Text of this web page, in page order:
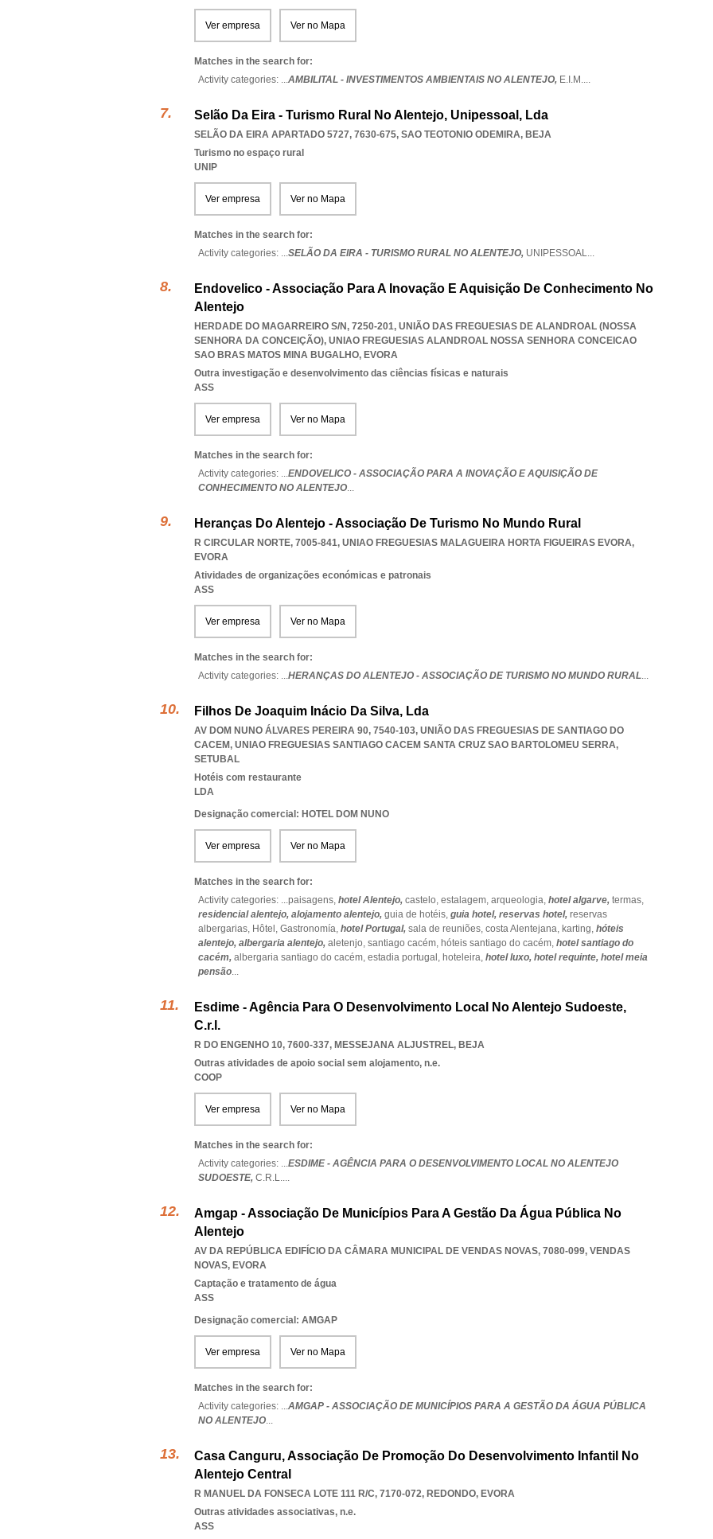
Ver empresa Ver no Mapa
Matches in the search for:
Activity categories: ...AMBILITAL - INVESTIMENTOS AMBIENTAIS NO ALENTEJO, E.I.M....
Selão Da Eira - Turismo Rural No Alentejo, Unipessoal, Lda
SELÃO DA EIRA APARTADO 5727, 7630-675, SAO TEOTONIO ODEMIRA, BEJA
Turismo no espaço rural
UNIP
Ver empresa Ver no Mapa
Matches in the search for:
Activity categories: ...SELÃO DA EIRA - TURISMO RURAL NO ALENTEJO, UNIPESSOAL...
Endovelico - Associação Para A Inovação E Aquisição De Conhecimento No
Alentejo
HERDADE DO MAGARREIRO S/N, 7250-201, UNIÃO DAS FREGUESIAS DE ALANDROAL (NOSSA
SENHORA DA CONCEIÇÃO), UNIAO FREGUESIAS ALANDROAL NOSSA SENHORA CONCEICAO
SAO BRAS MATOS MINA BUGALHO, EVORA
Outra investigação e desenvolvimento das ciências físicas e naturais
ASS
Ver empresa Ver no Mapa
Matches in the search for:
Activity categories: ...ENDOVELICO - ASSOCIAÇÃO PARA A INOVAÇÃO E AQUISIÇÃO DE
CONHECIMENTO NO ALENTEJO...
Heranças Do Alentejo - Associação De Turismo No Mundo Rural
R CIRCULAR NORTE, 7005-841, UNIAO FREGUESIAS MALAGUEIRA HORTA FIGUEIRAS EVORA,
EVORA
Atividades de organizações económicas e patronais
ASS
Ver empresa Ver no Mapa
Matches in the search for:
Activity categories: ...HERANÇAS DO ALENTEJO - ASSOCIAÇÃO DE TURISMO NO MUNDO RURAL...
Filhos De Joaquim Inácio Da Silva, Lda
AV DOM NUNO ÁLVARES PEREIRA 90, 7540-103, UNIÃO DAS FREGUESIAS DE SANTIAGO DO
CACEM, UNIAO FREGUESIAS SANTIAGO CACEM SANTA CRUZ SAO BARTOLOMEU SERRA,
SETUBAL
Hotéis com restaurante
LDA
Designação comercial: HOTEL DOM NUNO
Ver empresa Ver no Mapa
Matches in the search for:
Activity categories: ...paisagens, hotel Alentejo, castelo, estalagem, arqueologia, hotel algarve, termas,
residencial alentejo, alojamento alentejo, guia de hotéis, guia hotel, reservas hotel, reservas
albergarias, Hôtel, Gastronomía, hotel Portugal, sala de reuniões, costa Alentejana, karting, hóteis
alentejo, albergaria alentejo, aletenjo, santiago cacém, hóteis santiago do cacém, hotel santiago do
cacém, albergaria santiago do cacém, estadia portugal, hoteleira, hotel luxo, hotel requinte, hotel meia
pensão...
Esdime - Agência Para O Desenvolvimento Local No Alentejo Sudoeste,
C.r.l.
R DO ENGENHO 10, 7600-337, MESSEJANA ALJUSTREL, BEJA
Outras atividades de apoio social sem alojamento, n.e.
COOP
Ver empresa Ver no Mapa
Matches in the search for:
Activity categories: ...ESDIME - AGÊNCIA PARA O DESENVOLVIMENTO LOCAL NO ALENTEJO
SUDOESTE, C.R.L....
Amgap - Associação De Municípios Para A Gestão Da Água Pública No
Alentejo
AV DA REPÚBLICA EDIFÍCIO DA CÂMARA MUNICIPAL DE VENDAS NOVAS, 7080-099, VENDAS
NOVAS, EVORA
Captação e tratamento de água
ASS
Designação comercial: AMGAP
Ver empresa Ver no Mapa
Matches in the search for:
Activity categories: ...AMGAP - ASSOCIAÇÃO DE MUNICÍPIOS PARA A GESTÃO DA ÁGUA PÚBLICA
NO ALENTEJO...
Casa Canguru, Associação De Promoção Do Desenvolvimento Infantil No
Alentejo Central
R MANUEL DA FONSECA LOTE 111 R/C, 7170-072, REDONDO, EVORA
Outras atividades associativas, n.e.
ASS